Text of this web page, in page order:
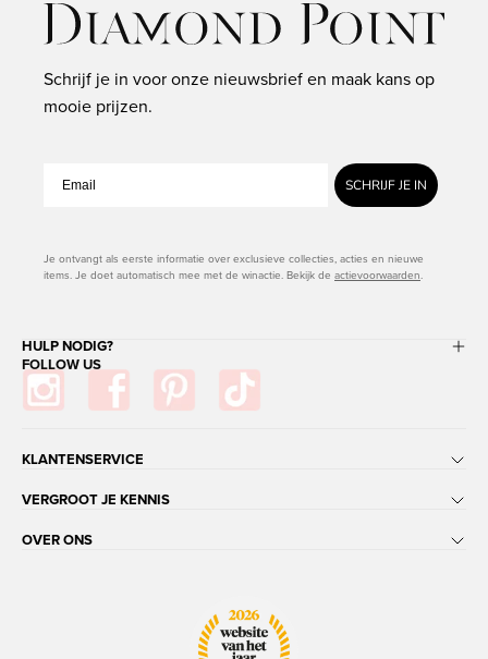
Schrijf je in voor onze nieuwsbrief en maak kans op
mooie prijzen.
SCHRIJF JE IN
Je ontvangt als eerste informatie over exclusieve collecties, acties en nieuwe
items. Je doet automatisch mee met de winactie. Bekijk de actievoorwaarden.
HULP NODIG?
FOLLOW US
KLANTENSERVICE
VERGROOT JE KENNIS
OVER ONS